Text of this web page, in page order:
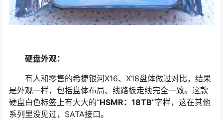
硬盘外观：
有人和零售的希捷银河X16、X18盘体做过对比，结果
是外观一样，包括盘体布局、线路板走线完全一致。这款
硬盘白色标签上有大大的“HSMR：18TB”字样，这在其他
系列里没见过，SATA接口。